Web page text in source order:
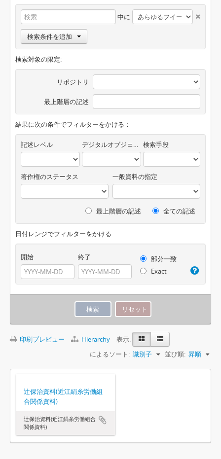
中に
検索条件を追加
検索対象の限定:
リポジトリ
最上階層の記述
結果に次の条件でフィルターをかける：
記述レベル デジタルオブジェクトの有無 検索手段
著作権のステータス 一般資料の指定
最上階層の記述 全ての記述
日付レンジでフィルターをかける
開始 終了
部分一致
Exact
印刷プレビュー Hierarchy
表示:
によるソート: 識別子 並び順: 昇順
辻保治資料(近江絹糸労働組
合関係資料)
辻保治資料(近江絹糸労働組合
関係資料)